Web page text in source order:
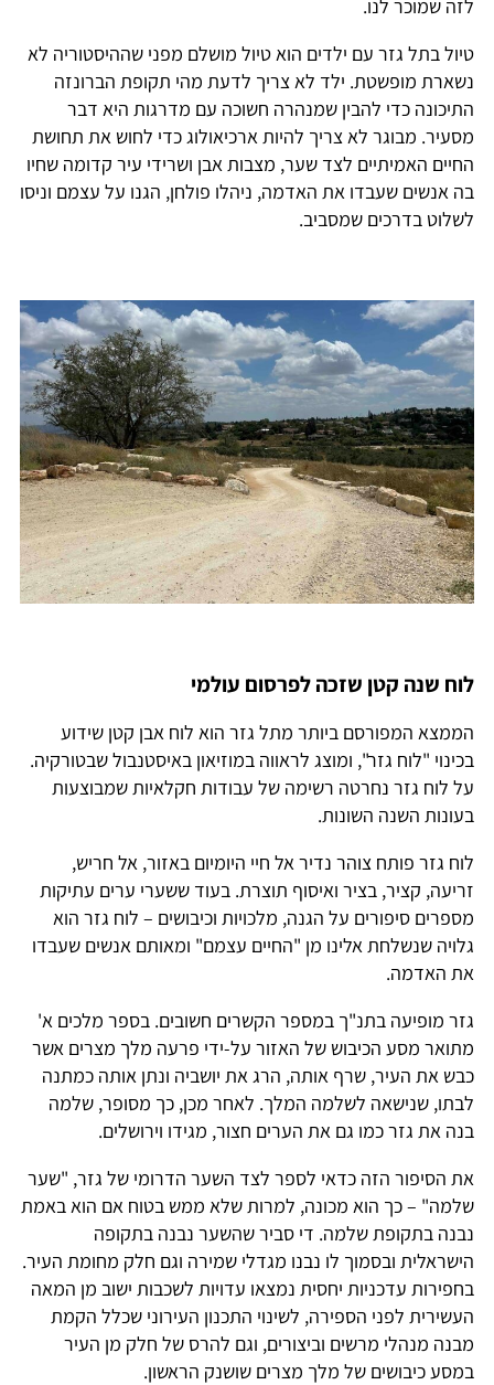
לזה שמוכר לנו.
טיול בתל גזר עם ילדים הוא טיול מושלם מפני שההיסטוריה לא
נשארת מופשטת. ילד לא צריך לדעת מהי תקופת הברונזה
התיכונה כדי להבין שמנהרה חשוכה עם מדרגות היא דבר
מסעיר. מבוגר לא צריך להיות ארכיאולוג כדי לחוש את תחושת
החיים האמיתיים לצד שער, מצבות אבן ושרידי עיר קדומה שחיו
בה אנשים שעבדו את האדמה, ניהלו פולחן, הגנו על עצמם וניסו
לשלוט בדרכים שמסביב.
לוח שנה קטן שזכה לפרסום עולמי
הממצא המפורסם ביותר מתל גזר הוא לוח אבן קטן שידוע
בכינוי "לוח גזר", ומוצג לראווה במוזיאון באיסטנבול שבטורקיה.
על לוח גזר נחרטה רשימה של עבודות חקלאיות שמבוצעות
בעונות השנה השונות.
לוח גזר פותח צוהר נדיר אל חיי היומיום באזור, אל חריש,
זריעה, קציר, בציר ואיסוף תוצרת. בעוד ששערי ערים עתיקות
מספרים סיפורים על הגנה, מלכויות וכיבושים – לוח גזר הוא
גלויה שנשלחת אלינו מן "החיים עצמם" ומאותם אנשים שעבדו
את האדמה.
גזר מופיעה בתנ"ך במספר הקשרים חשובים. בספר מלכים א'
מתואר מסע הכיבוש של האזור על-ידי פרעה מלך מצרים אשר
כבש את העיר, שרף אותה, הרג את יושביה ונתן אותה כמתנה
לבתו, שנישאה לשלמה המלך. לאחר מכן, כך מסופר, שלמה
בנה את גזר כמו גם את הערים חצור, מגידו וירושלים.
את הסיפור הזה כדאי לספר לצד השער הדרומי של גזר, "שער
שלמה" – כך הוא מכונה, למרות שלא ממש בטוח אם הוא באמת
נבנה בתקופת שלמה. די סביר שהשער נבנה בתקופה
הישראלית ובסמוך לו נבנו מגדלי שמירה וגם חלק מחומת העיר.
בחפירות עדכניות יחסית נמצאו עדויות לשכבות ישוב מן המאה
העשירית לפני הספירה, לשינוי התכנון העירוני שכלל הקמת
מבנה מנהלי מרשים וביצורים, וגם להרס של חלק מן העיר
במסע כיבושים של מלך מצרים שושנק הראשון.